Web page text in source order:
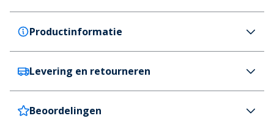
Productinformatie
Ellesse
Ellesse Heren Drago Fleecejacke mit Kapuze Khaki
Kleur
Kaki
Levering en retourneren
Nederland
€6,99 (GRATIS vanaf €100)
Beoordelingen